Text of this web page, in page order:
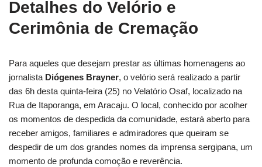
Detalhes do Velório e
Cerimônia de Cremação
Para aqueles que desejam prestar as últimas homenagens ao
jornalista Diógenes Brayner, o velório será realizado a partir
das 6h desta quinta-feira (25) no Velatório Osaf, localizado na
Rua de Itaporanga, em Aracaju. O local, conhecido por acolher
os momentos de despedida da comunidade, estará aberto para
receber amigos, familiares e admiradores que queiram se
despedir de um dos grandes nomes da imprensa sergipana, um
momento de profunda comoção e reverência.